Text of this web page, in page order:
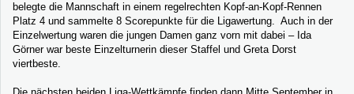
belegte die Mannschaft in einem regelrechten Kopf-an-Kopf-Rennen
Platz 4 und sammelte 8 Scorepunkte für die Ligawertung. Auch in der
Einzelwertung waren die jungen Damen ganz vorn mit dabei – Ida
Görner war beste Einzelturnerin dieser Staffel und Greta Dorst
viertbeste.